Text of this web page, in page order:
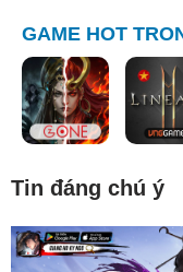
GAME HOT
Tin đáng chú ý